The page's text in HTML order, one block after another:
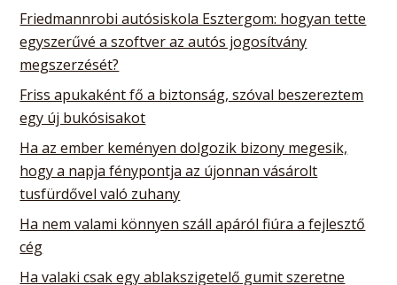
Friedmannrobi autósiskola Esztergom: hogyan tette
egyszerűvé a szoftver az autós jogosítvány
megszerzését?
Friss apukaként fő a biztonság, szóval beszereztem
egy új bukósisakot
Ha az ember keményen dolgozik bizony megesik,
hogy a napja fénypontja az újonnan vásárolt
tusfürdővel való zuhany
Ha nem valami könnyen száll apáról fiúra a fejlesztő
cég
Ha valaki csak egy ablakszigetelő gumit szeretne